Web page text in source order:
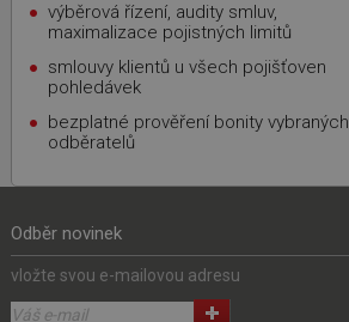
výběrová řízení, audity smluv,
maximalizace pojistných limitů
smlouvy klientů u všech pojišťoven
pohledávek
bezplatné prověření bonity vybraných
odběratelů
Odběr novinek
vložte svou e-mailovou adresu